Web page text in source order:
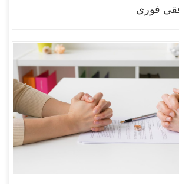
فوری